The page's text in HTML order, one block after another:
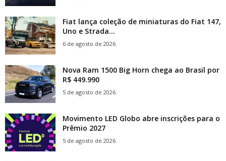
Fiat lança coleção de miniaturas do Fiat 147,
Uno e Strada...
6 de agosto de 2026
Nova Ram 1500 Big Horn chega ao Brasil por
R$ 449.990
5 de agosto de 2026
Movimento LED Globo abre inscrições para o
Prêmio 2027
5 de agosto de 2026